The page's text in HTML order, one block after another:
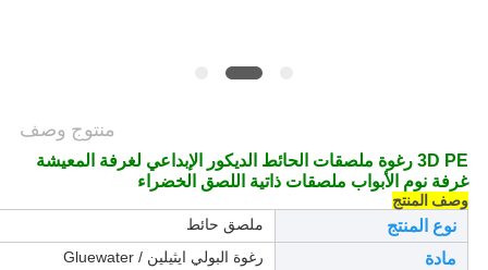
منتوج وصف
3D PE رغوة ملصقات الحائط الديكور الإبداعي لغرفة المعيشة
غرفة نوم الأبواب ملصقات ذاتية اللصق الخضراء
وصف المنتج
نوع المنتج ملصق حائط
مادة رغوة البولي ايثيلين / Gluewater